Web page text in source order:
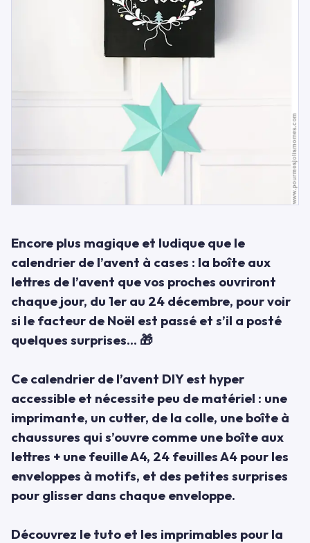
Encore plus magique et ludique que le
calendrier de l’avent à cases : la boîte aux
lettres de l’avent que vos proches ouvriront
chaque jour, du 1er au 24 décembre, pour voir
si le facteur de Noël est passé et s’il a posté
quelques surprises... 🎁
Ce calendrier de l’avent DIY est hyper
accessible et nécessite peu de matériel : une
imprimante, un cutter, de la colle, une boîte à
chaussures qui s’ouvre comme une boîte aux
lettres + une feuille A4, 24 feuilles A4 pour les
enveloppes à motifs, et des petites surprises
pour glisser dans chaque enveloppe.
Découvrez le tuto et les imprimables pour la